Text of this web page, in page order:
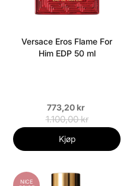
Versace Eros Flame For
Him EDP 50 ml
773,20 kr
1.100,00 kr
Kjøp
NICE